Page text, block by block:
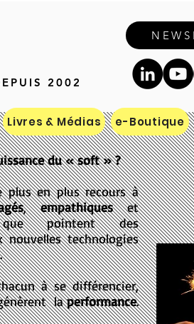
pour
du « soft » ?
plus en plus recours à
,empathiqueset
pointent des
nouvelles technologies
à se différencier,
laperformance.
2002
Livres & Médias e-Boutique